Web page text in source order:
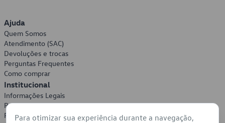
Ajuda
Quem Somos
Atendimento (SAC)
Devoluções e trocas
Perguntas Frequentes
Como comprar
Institucional
Informações Legais
Política de Privacidade
Política de Cookies
Para otimizar sua experiência durante a navegação,